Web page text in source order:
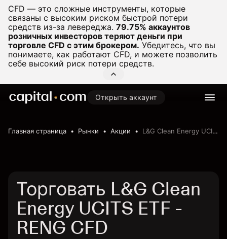
CFD — это сложные инструменты, которые
связаны с высоким риском быстрой потери
средств из-за левереджа. 79.75% аккаунтов
розничных инвесторов теряют деньги при
торговле CFD с этим брокером. Убедитесь, что вы
понимаете, как работают CFD, и можете позволить
себе высокий риск потери средств.
Открыть аккаунт
Главная страница Рынки Акции L&G Clean Energy UCITS ETF
Торговать L&G Clean
Energy UCITS ETF -
RENG CFD